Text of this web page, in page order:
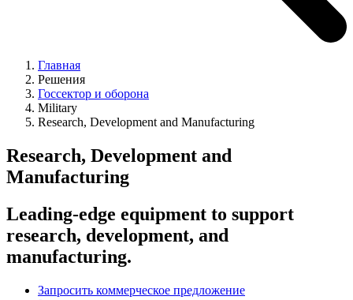
Главная
Решения
Госсектор и оборона
Military
Research, Development and Manufacturing
Research, Development and
Manufacturing
Leading-edge equipment to support
research, development, and
manufacturing.
Запросить коммерческое предложение